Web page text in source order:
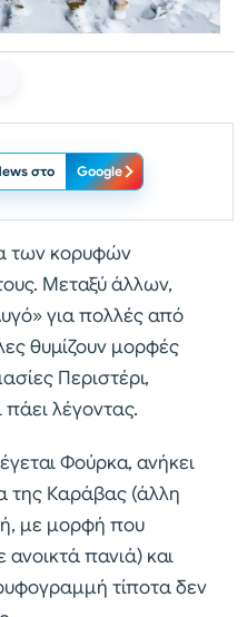
στο Google
των κορυφών
Μεταξύ άλλων,
για πολλές από
θυμίζουν μορφές
Περιστέρι,
λέγοντας.
Φούρκα, ανήκει
της Καράβας (άλλη
με μορφή που
πανιά) και
τίποτα δεν